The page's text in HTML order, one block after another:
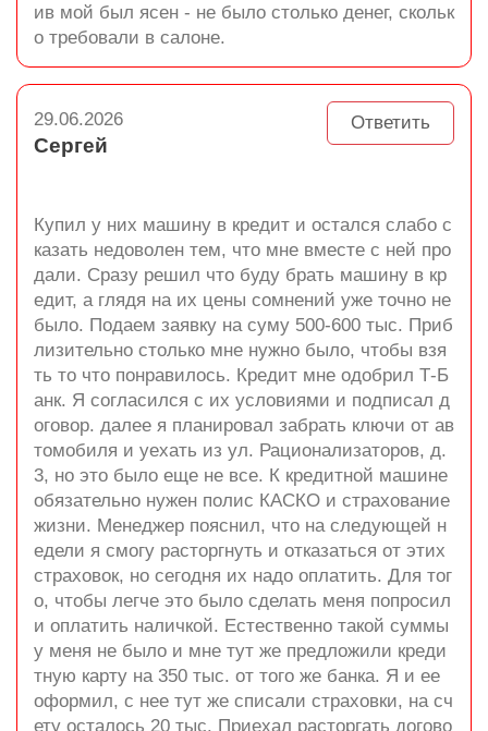
ив мой был ясен - не было столько денег, скольк
о требовали в салоне.
Ответить
29.06.2026
Сергей
Купил у них машину в кредит и остался слабо с
казать недоволен тем, что мне вместе с ней про
дали. Сразу решил что буду брать машину в кр
едит, а глядя на их цены сомнений уже точно не
было. Подаем заявку на суму 500-600 тыс. Приб
лизительно столько мне нужно было, чтобы взя
ть то что понравилось. Кредит мне одобрил Т-Б
анк. Я согласился с их условиями и подписал д
оговор. далее я планировал забрать ключи от ав
томобиля и уехать из ул. Рационализаторов, д.
3, но это было еще не все. К кредитной машине
обязательно нужен полис КАСКО и страхование
жизни. Менеджер пояснил, что на следующей н
едели я смогу расторгнуть и отказаться от этих
страховок, но сегодня их надо оплатить. Для тог
о, чтобы легче это было сделать меня попросил
и оплатить наличкой. Естественно такой суммы
у меня не было и мне тут же предложили креди
тную карту на 350 тыс. от того же банка. Я и ее
оформил, с нее тут же списали страховки, на сч
ету осталось 20 тыс. Приехал расторгать догово